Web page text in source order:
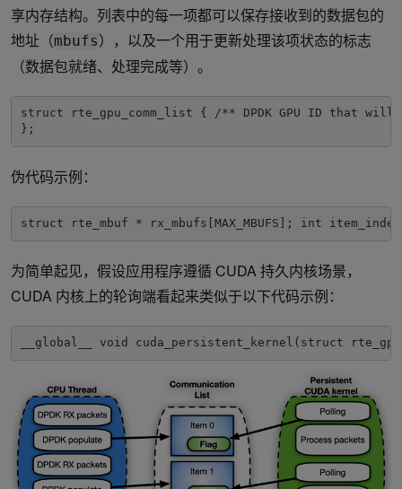
享内存结构。列表中的每一项都可以保存接收到的数据包的
地址（mbufs），以及一个用于更新处理该项状态的标志
（数据包就绪、处理完成等）。
struct rte_gpu_comm_list { /** DPDK GPU ID that
伪代码示例：
struct rte_mbuf * rx_mbufs[MAX_MBUFS]; int
为简单起见，假设应用程序遵循 CUDA 持久内核场景，
CUDA 内核上的轮询端看起来类似于以下代码示例：
__global__ void cuda_persistent_kernel(struct